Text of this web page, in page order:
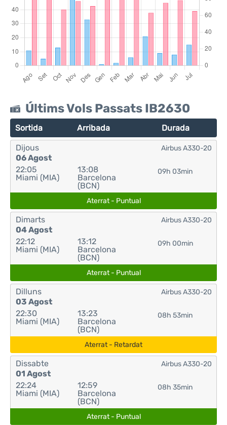
Últims Vols Passats IB2630
Sortida Arribada Durada
Dijous
06 Agost
22:05
Miami (MIA)
13:08
Barcelona
(BCN)
09h 03min
Airbus A330-20
Aterrat - Puntual
Dimarts
04 Agost
22:12
Miami (MIA)
13:12
Barcelona
(BCN)
09h 00min
Airbus A330-20
Aterrat - Puntual
Dilluns
03 Agost
22:30
Miami (MIA)
13:23
Barcelona
(BCN)
08h 53min
Airbus A330-20
Aterrat - Retardat
Dissabte
01 Agost
22:24
Miami (MIA)
12:59
Barcelona
(BCN)
08h 35min
Airbus A330-20
Aterrat - Puntual